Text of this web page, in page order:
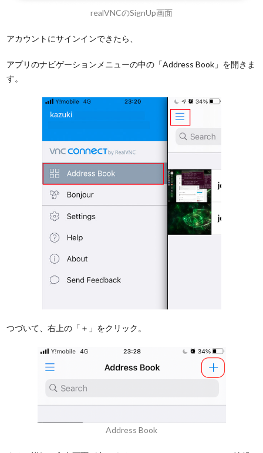
realVNCのSignUp画面
アカウントにサインインできたら、
アプリのナビゲーションメニューの中の「Address Book」を開きま
す。
つづいて、右上の「＋」をクリック。
Address Book